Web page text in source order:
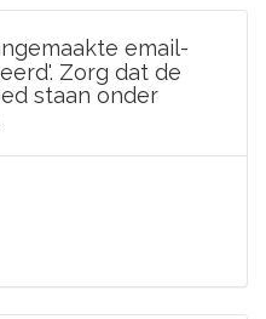
email-
Zorg dat de
staan onder